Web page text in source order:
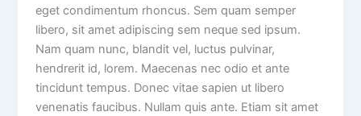
eget condimentum rhoncus. Sem quam semper
libero, sit amet adipiscing sem neque sed ipsum.
Nam quam nunc, blandit vel, luctus pulvinar,
hendrerit id, lorem. Maecenas nec odio et ante
tincidunt tempus. Donec vitae sapien ut libero
venenatis faucibus. Nullam quis ante. Etiam sit amet